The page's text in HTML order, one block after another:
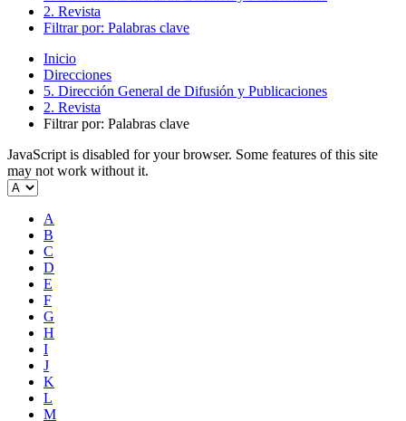
2. Revista
Filtrar por: Palabras clave
Inicio
Direcciones
5. Dirección General de Difusión y Publicaciones
2. Revista
Filtrar por: Palabras clave
JavaScript is disabled for your browser. Some features of this site
may not work without it.
A
B
C
D
E
F
G
H
I
J
K
L
M